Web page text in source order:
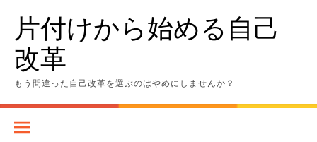
content片付けから始める自己
改革
もう間違った自己改革を選ぶのはやめにしませんか？